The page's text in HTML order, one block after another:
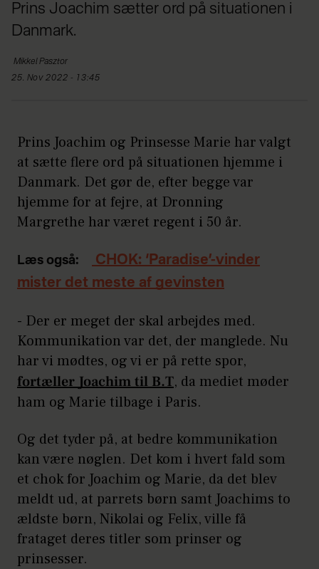
Prins Joachim sætter ord på situationen i
Danmark.
MikkelPasztor
25. Nov 2022 - 13:45
Prins Joachim og Prinsesse Marie har valgt
at sætte flere ord på situationen hjemme i
Danmark. Det gør de, efter begge var
hjemme for at fejre, at Dronning
Margrethe har været regent i 50 år.
Læs også:
CHOK: ‘Paradise’-vinder
mister det meste af gevinsten
- Der er meget der skal arbejdes med.
Kommunikation var det, der manglede. Nu
har vi mødtes, og vi er på rette spor,
fortæller Joachim til B.T, da mediet møder
ham og Marie tilbage i Paris.
Og det tyder på, at bedre kommunikation
kan være nøglen. Det kom i hvert fald som
et chok for Joachim og Marie, da det blev
meldt ud, at parrets børn samt Joachims to
ældste børn, Nikolai og Felix, ville få
frataget deres titler som prinser og
prinsesser.